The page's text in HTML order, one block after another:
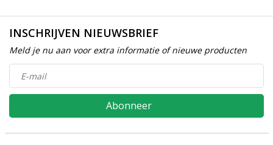
INSCHRIJVEN NIEUWSBRIEF
Meld je nu aan voor extra informatie of nieuwe producten
Abonneer